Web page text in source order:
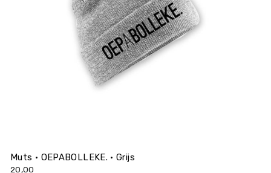
Muts • OEPABOLLEKE. • Grijs
20,00